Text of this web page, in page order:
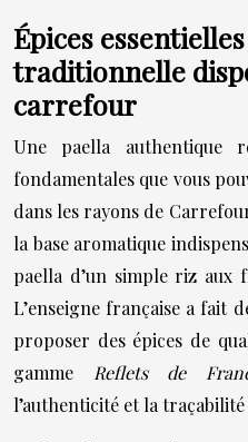
Épices
traditionnelle
carrefour
Une paella authentique
fondamentales que vous
dans les rayons de
la base aromatique
paella d’un simple riz
L’enseigne française a fait
proposer des épices de
gamme
Reflets de
l’authenticité et la